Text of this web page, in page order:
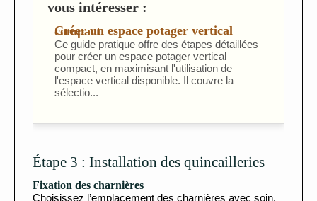
vous intéresser :
Créer un espace potager vertical compact
Ce guide pratique offre des étapes détaillées
pour créer un espace potager vertical
compact, en maximisant l'utilisation de
l'espace vertical disponible. Il couvre la
sélectio...
Étape 3 : Installation des quincailleries
Fixation des charnières
Choisissez l’emplacement des charnières avec soin,